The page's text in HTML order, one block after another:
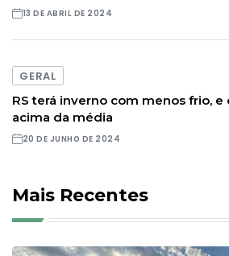
13 DE ABRIL DE 2024
GERAL
RS terá inverno com menos frio, e
acima da média
20 DE JUNHO DE 2024
Mais Recentes